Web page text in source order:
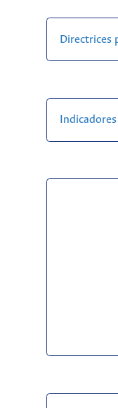
Directrices